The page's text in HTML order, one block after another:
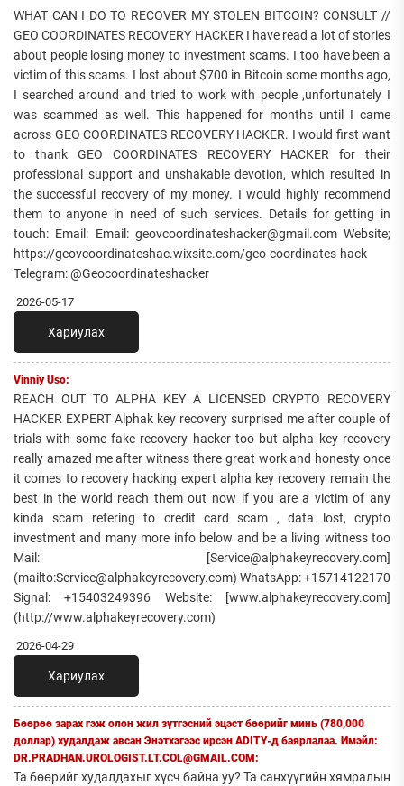
WHAT CAN I DO TO RECOVER MY STOLEN BITCOIN? CONSULT //
GEO COORDINATES RECOVERY HACKER I have read a lot of stories
about people losing money to investment scams. I too have been a
victim of this scams. I lost about $700 in Bitcoin some months ago,
I searched around and tried to work with people ,unfortunately I
was scammed as well. This happened for months until I came
across GEO COORDINATES RECOVERY HACKER. I would first want
to thank GEO COORDINATES RECOVERY HACKER for their
professional support and unshakable devotion, which resulted in
the successful recovery of my money. I would highly recommend
them to anyone in need of such services. Details for getting in
touch: Email: Email: geovcoordinateshacker@gmail.com Website;
https://geovcoordinateshac.wixsite.com/geo-coordinates-hack
Telegram: @Geocoordinateshacker
2026-05-17
Хариулах
Vinniy Uso:
REACH OUT TO ALPHA KEY A LICENSED CRYPTO RECOVERY
HACKER EXPERT Alphak key recovery surprised me after couple of
trials with some fake recovery hacker too but alpha key recovery
really amazed me after witness there great work and honesty once
it comes to recovery hacking expert alpha key recovery remain the
best in the world reach them out now if you are a victim of any
kinda scam refering to credit card scam , data lost, crypto
investment and many more info below and be a living witness too
Mail: [Service@alphakeyrecovery.com]
(mailto:Service@alphakeyrecovery.com) WhatsApp: +15714122170
Signal: +15403249396 Website: [www.alphakeyrecovery.com]
(http://www.alphakeyrecovery.com)
2026-04-29
Хариулах
Бөөрөө зарах гэж олон жил зүтгэсний эцэст бөөрийг минь (780,000
доллар) худалдаж авсан Энэтхэгээс ирсэн ADITY-д баярлалаа. Имэйл:
DR.PRADHAN.UROLOGIST.LT.COL@GMAIL.COM:
Та бөөрийг худалдахыг хүсч байна уу? Та санхүүгийн хямралын